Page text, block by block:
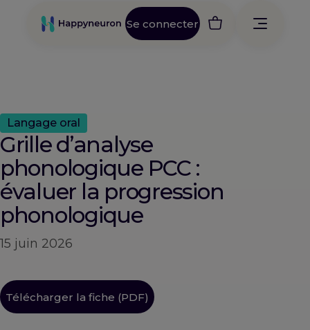
Se connecter
Langage oral
Grille d’analyse
phonologique PCC :
évaluer la progression
phonologique
15 juin 2026
Télécharger la fiche (PDF)